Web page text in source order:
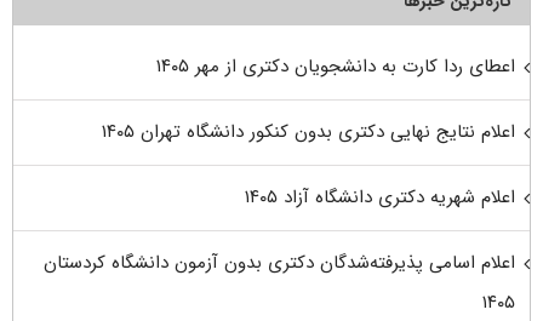
اعطای ردا کارت به دانشجویان دکتری از مهر ۱۴۰۵
اعلام نتایج نهایی دکتری بدون کنکور دانشگاه تهران ۱۴۰۵
اعلام شهریه دکتری دانشگاه آزاد ۱۴۰۵
اعلام اسامی پذیرفته‌شدگان دکتری بدون آزمون دانشگاه کردستان
۱۴۰۵